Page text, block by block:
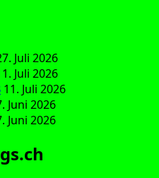
Juli 2026
Juli 2026
11. Juli 2026
Juni 2026
Juni 2026